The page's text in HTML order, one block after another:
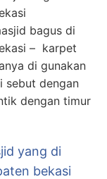
bagus di
– karpet
di gunakan
sebut dengan
dengan timur
yang di
bekasi